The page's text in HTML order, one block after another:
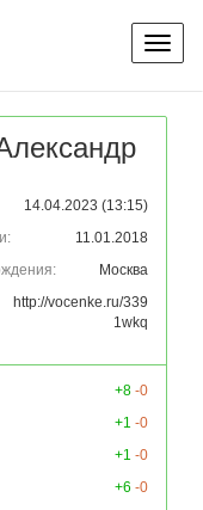
14.04.2023 (13:15)
11.01.2018
Москва
http://vocenke.ru/339
1wkq
+8 -0
+1 -0
+1 -0
+6 -0